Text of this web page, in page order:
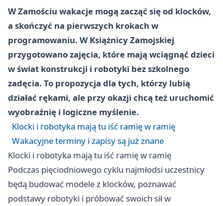
W Zamościu wakacje mogą zacząć się od klocków,
a skończyć na pierwszych krokach w
programowaniu. W Książnicy Zamojskiej
przygotowano zajęcia, które mają wciągnąć dzieci
w świat konstrukcji i robotyki bez szkolnego
zadęcia. To propozycja dla tych, którzy lubią
działać rękami, ale przy okazji chcą też uruchomić
wyobraźnię i logiczne myślenie.
Klocki i robotyka mają tu iść ramię w ramię
Wakacyjne terminy i zapisy są już znane
Klocki i robotyka mają tu iść ramię w ramię
Podczas pięciodniowego cyklu najmłodsi uczestnicy
będą budować modele z klocków, poznawać
podstawy robotyki i próbować swoich sił w